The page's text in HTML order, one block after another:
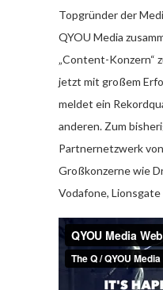
Topgründer der
QYOU Media
„Content-Konzern“
jetzt mit großem
meldet ein
anderen. Zum
Partnernetzwerk
Großkonzerne wie
Vodafone,